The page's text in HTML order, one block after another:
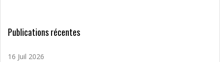
Publications récentes
16 Juil 2026